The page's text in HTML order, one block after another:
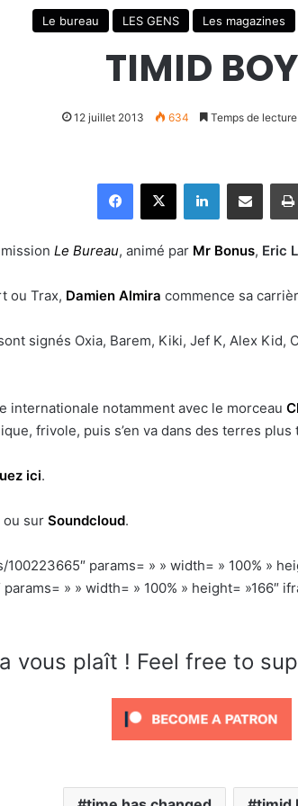
Le bureau LES GENS Les magazines
TIMID BOY
12 juillet 2013 634 Temps de
Le Bureau, animé par Mr Bonus, Eric
ou Trax, Damien Almira commence sa
signés Oxia, Barem, Kiki, Jef K, Alex Kid,
internationale notamment avec le morceau
frivole, puis s’en va dans des terres
ici.
ou sur Soundcloud.
params= » » width= » 100% »
» » width= » 100% » height= »166″
vous plaît ! Feel free to